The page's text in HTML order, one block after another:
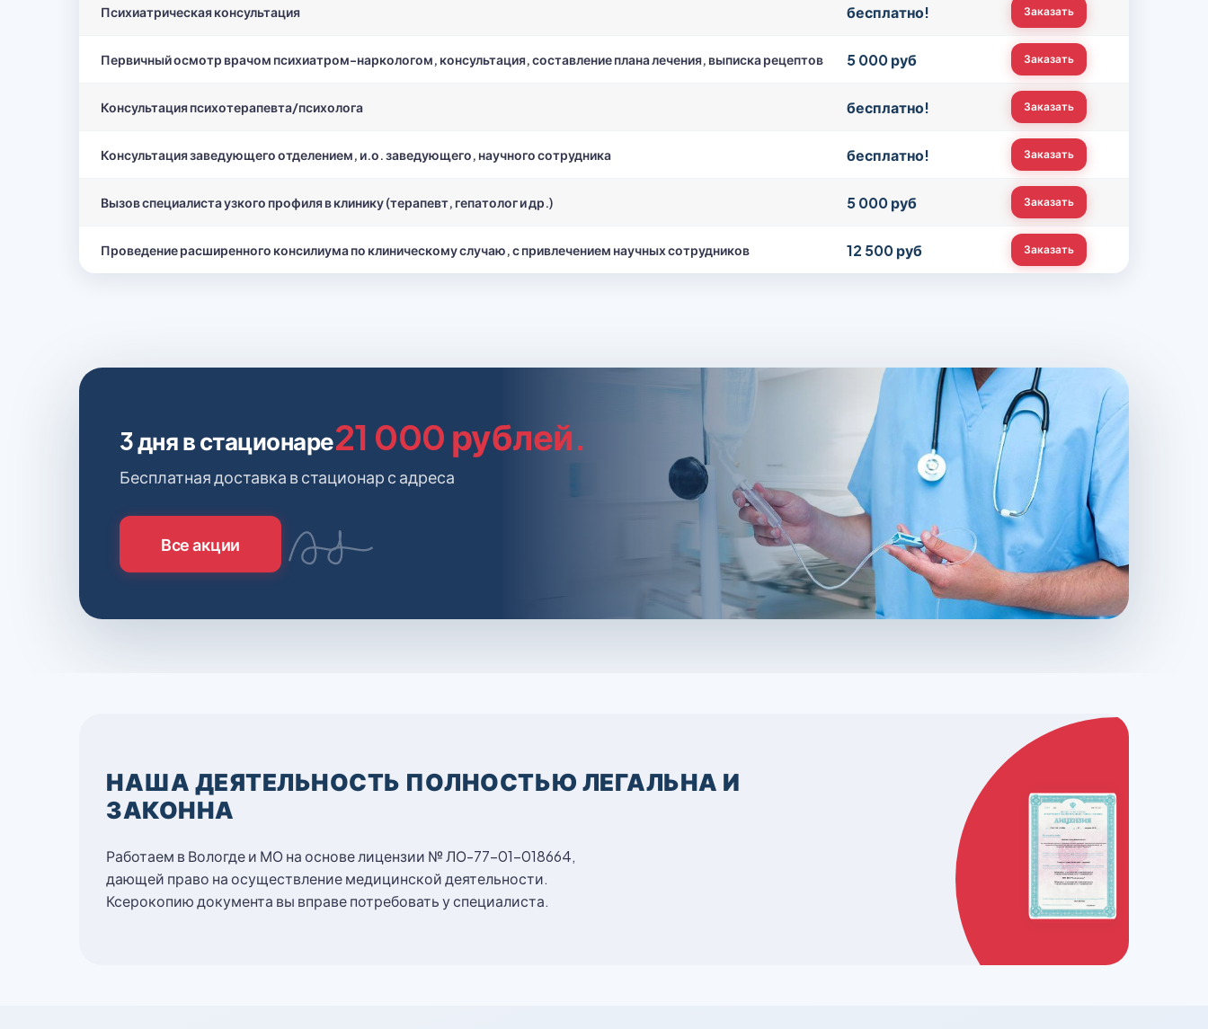
Психиатрическая консультация бесплатно! Заказать
Первичный осмотр врачом психиатром-наркологом, консультация, составление плана лечения, выписка рецептов 5 000 руб Заказать
Консультация психотерапевта/психолога бесплатно! Заказать
Консультация заведующего отделением, и.о. заведующего, научного сотрудника бесплатно! Заказать
Вызов специалиста узкого профиля в клинику (терапевт, гепатолог и др.) 5 000 руб Заказать
Проведение расширенного консилиума по клиническому случаю, с привлечением научных сотрудников 12 500 руб Заказать
3 дня в стационаре21 000 рублей.
Бесплатная доставка в стационар с адреса
Все акции
НАША ДЕЯТЕЛЬНОСТЬ ПОЛНОСТЬЮ ЛЕГАЛЬНА И
ЗАКОННА
Работаем в Вологде и МО на основе лицензии № ЛО-77-01-018664,
дающей право на осуществление медицинской деятельности.
Ксерокопию документа вы вправе потребовать у специалиста.